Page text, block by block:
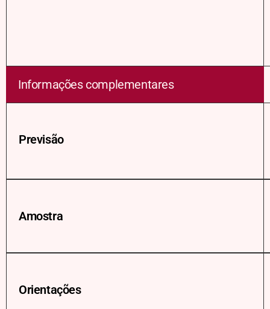
Informações complementares
Previsão
Amostra
Orientações